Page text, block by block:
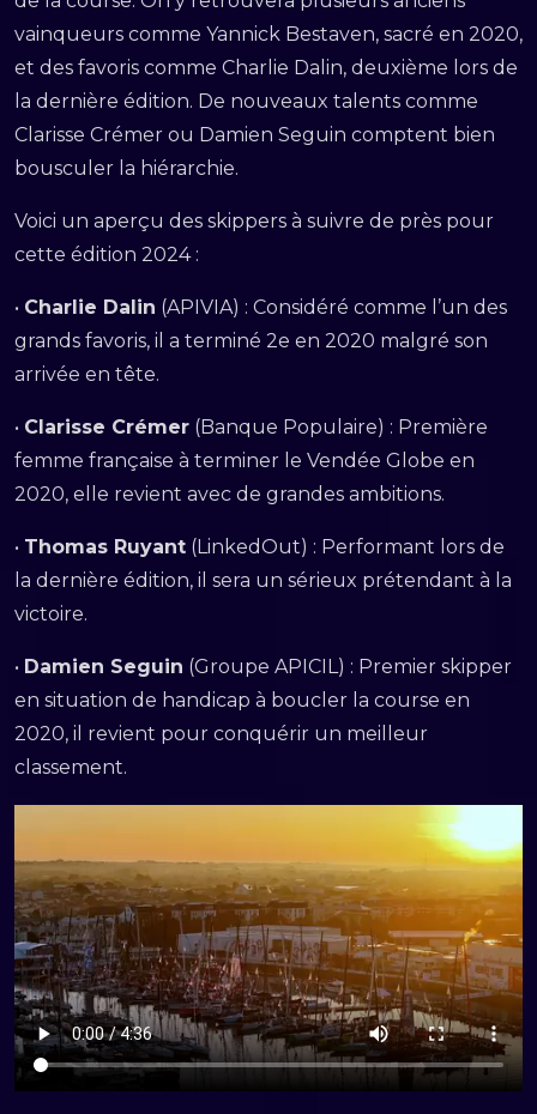
vainqueurs comme Yannick Bestaven, sacré en 2020,
et des favoris comme Charlie Dalin, deuxième lors de
la dernière édition. De nouveaux talents comme
Clarisse Crémer ou Damien Seguin comptent bien
bousculer la hiérarchie.
Voici un aperçu des skippers à suivre de près pour
cette édition 2024 :
• Charlie Dalin (APIVIA) : Considéré comme l’un des
grands favoris, il a terminé 2e en 2020 malgré son
arrivée en tête.
• Clarisse Crémer (Banque Populaire) : Première
femme française à terminer le Vendée Globe en
2020, elle revient avec de grandes ambitions.
• Thomas Ruyant (LinkedOut) : Performant lors de
la dernière édition, il sera un sérieux prétendant à la
victoire.
• Damien Seguin (Groupe APICIL) : Premier skipper
en situation de handicap à boucler la course en
2020, il revient pour conquérir un meilleur
classement.